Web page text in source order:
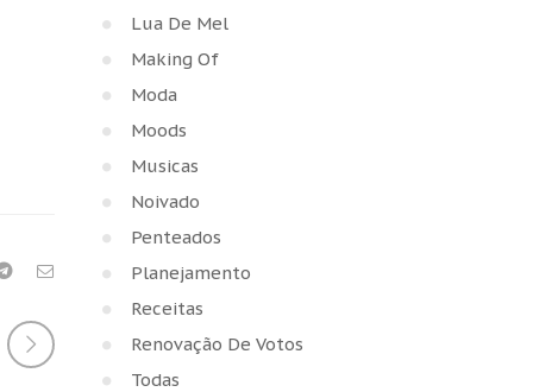
Lua De Mel
Making Of
Moda
Moods
Musicas
Noivado
Penteados
Planejamento
Receitas
Renovação De Votos
Todas